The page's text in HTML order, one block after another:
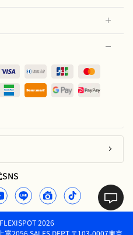
2026
2056,SALES DEPT.〒103-0007東京